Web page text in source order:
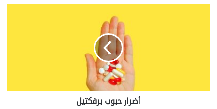
أضرار حبوب برفكتيل